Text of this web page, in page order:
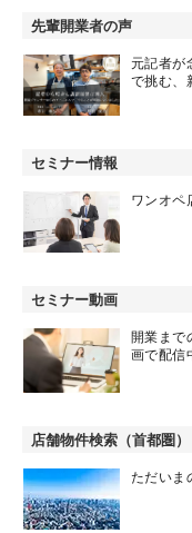
先輩開業者の声
元記者が
で挑む、
セミナー情報
ワンオペ
セミナー動画
開業まで
画で配信
店舗物件検索（首都圏）
ただいま